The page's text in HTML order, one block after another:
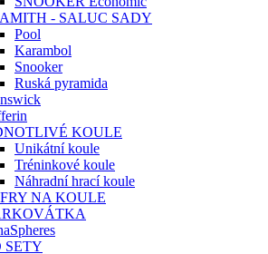
- SALUC SADY
Pool
Karambol
Snooker
Ruská pyramida
KOULE
Unikátní koule
Tréninkové koule
Náhradní hrací koule
NA KOULE
SETY